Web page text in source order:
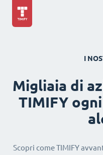
I
Migliaia di
TIMIFY
Scopri come TIMIFY